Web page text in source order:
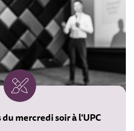
mercredi soir à l'UPC